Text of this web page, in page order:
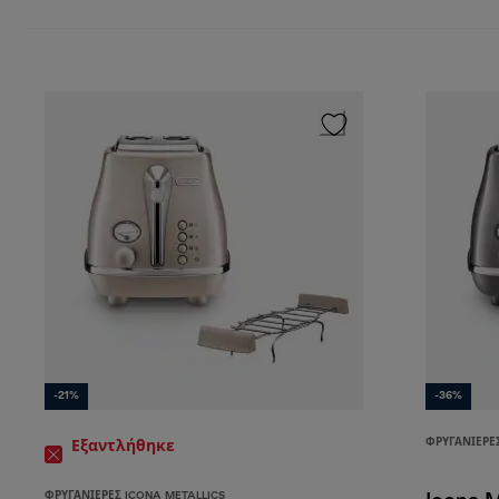
-21%
Εξαντλήθηκε
ΦΡΥΓΑΝΙΈΡΕΣ ICONA METALLICS
-36%